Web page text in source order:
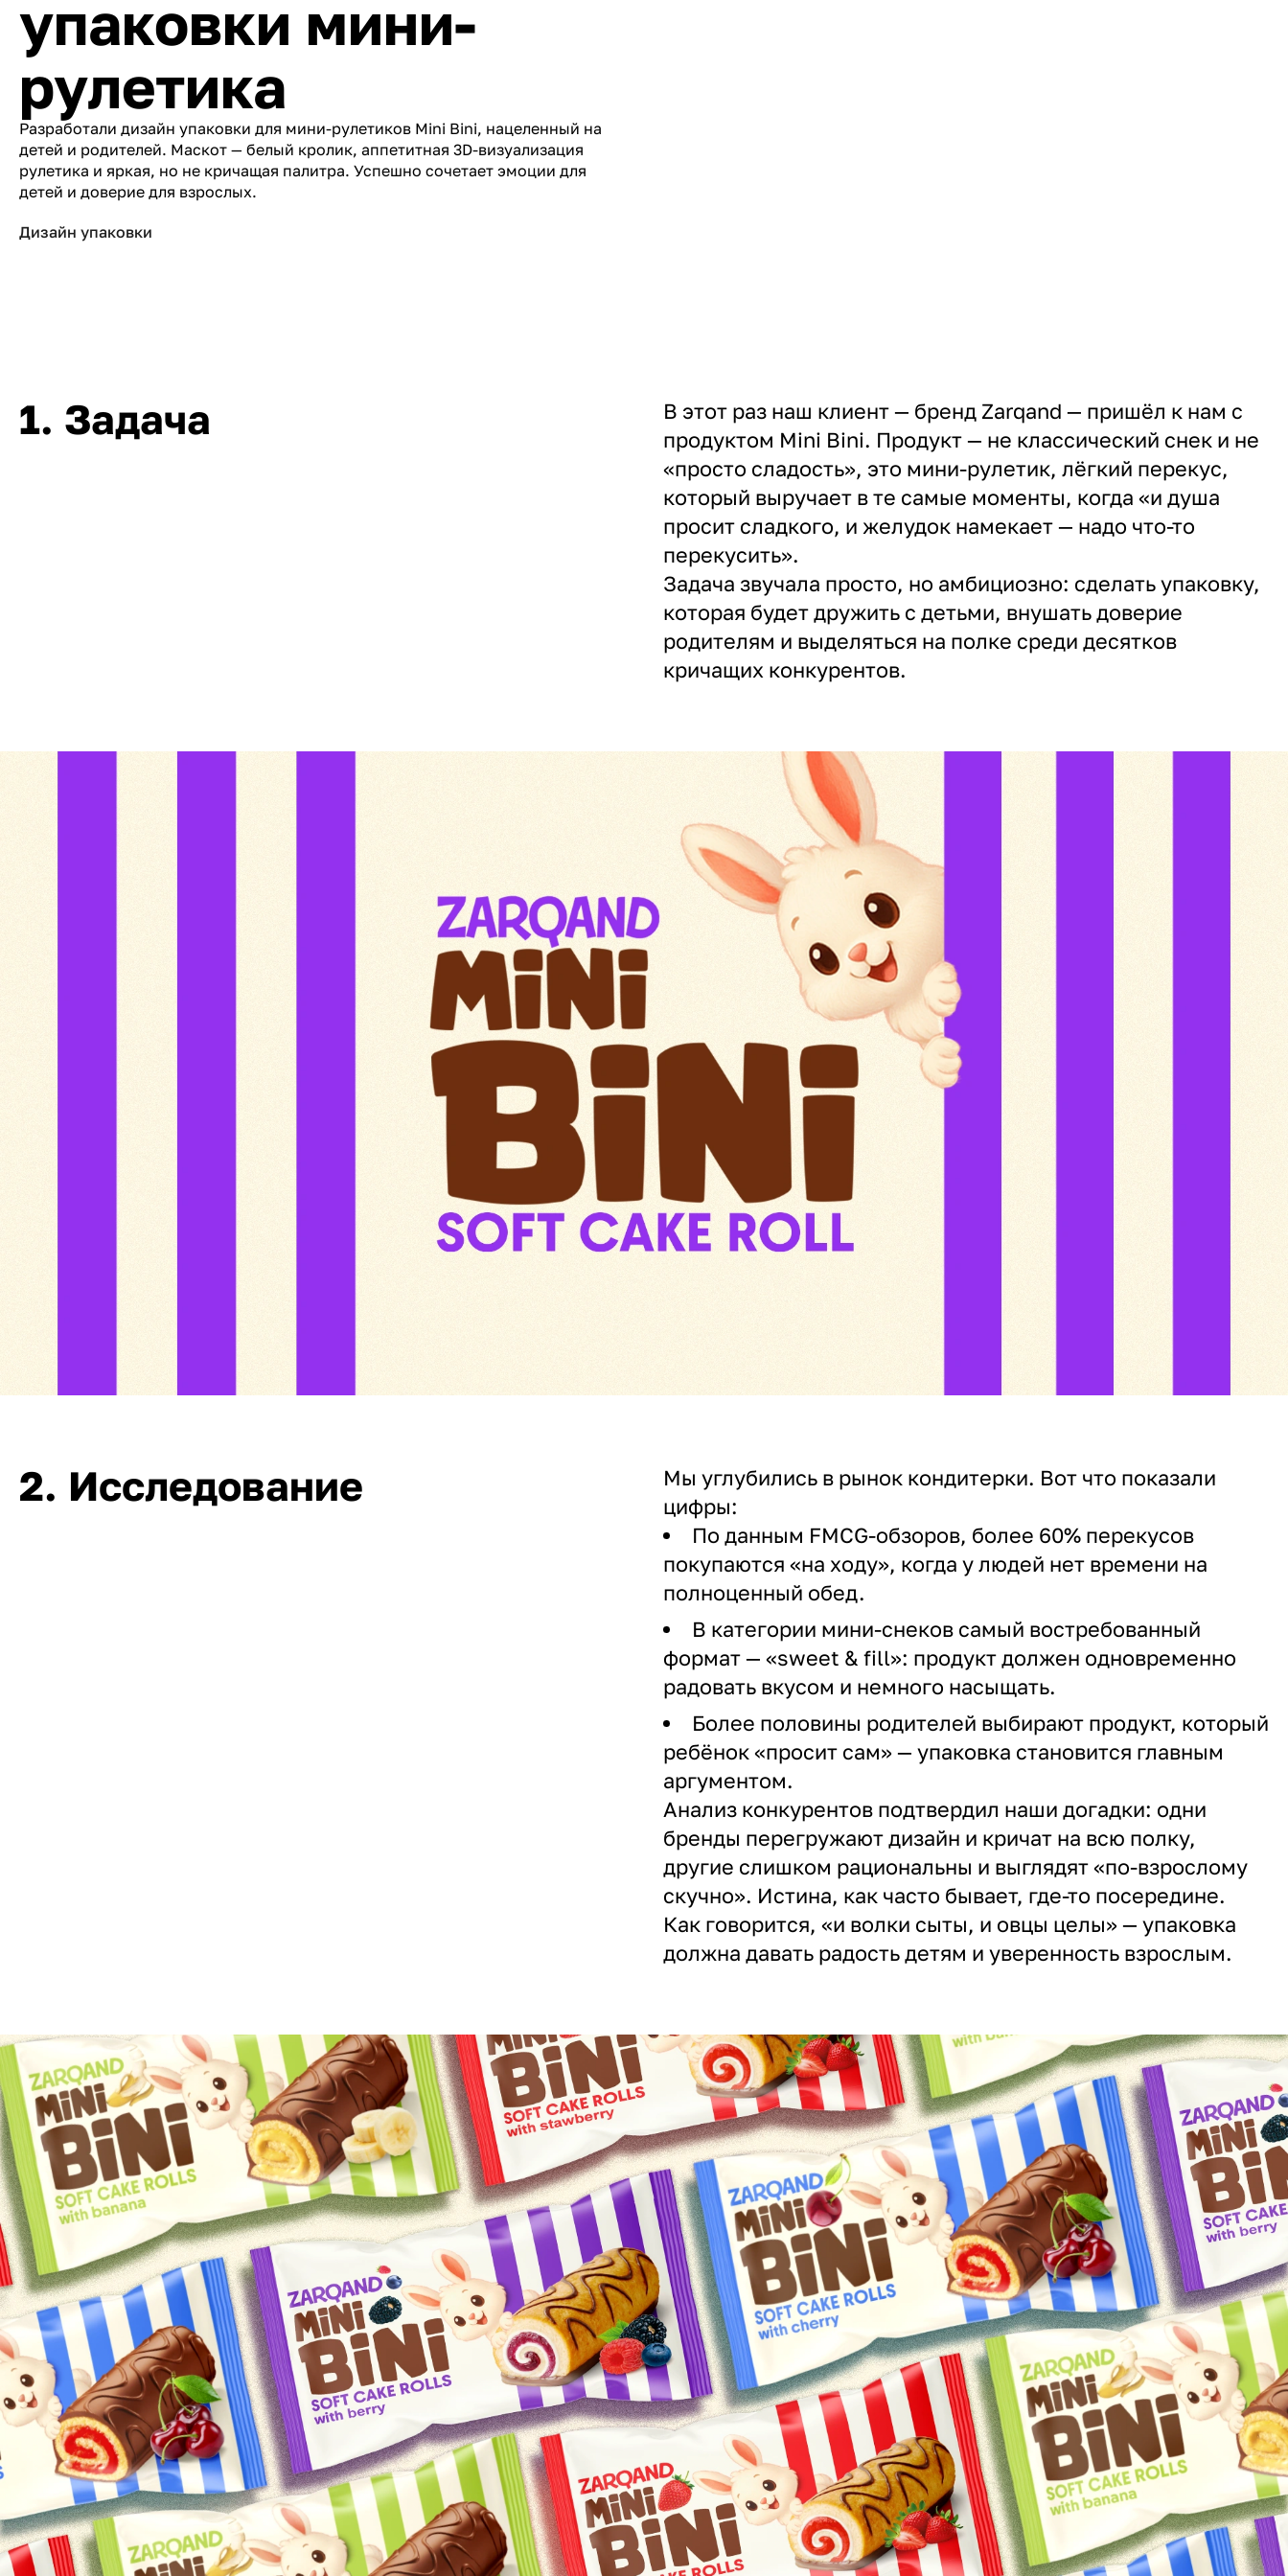
упаковки мини-
рулетика
Разработали дизайн упаковки для мини-рулетиков Mini Bini, нацеленный на
детей и родителей. Маскот — белый кролик, аппетитная 3D-визуализация
рулетика и яркая, но не кричащая палитра. Успешно сочетает эмоции для
детей и доверие для взрослых.
Дизайн упаковки
1. Задача
В этот раз наш клиент — бренд Zarqand — пришёл к нам с
продуктом Mini Bini. Продукт — не классический снек и не
«просто сладость», это мини-рулетик, лёгкий перекус,
который выручает в те самые моменты, когда «и душа
просит сладкого, и желудок намекает — надо что-то
перекусить».
Задача звучала просто, но амбициозно: сделать упаковку,
которая будет дружить с детьми, внушать доверие
родителям и выделяться на полке среди десятков
кричащих конкурентов.
2. Исследование
Мы углубились в рынок кондитерки. Вот что показали
цифры:
По данным FMCG-обзоров, более 60% перекусов
покупаются «на ходу», когда у людей нет времени на
полноценный обед.
В категории мини-снеков самый востребованный
формат — «sweet & fill»: продукт должен одновременно
радовать вкусом и немного насыщать.
Более половины родителей выбирают продукт, который
ребёнок «просит сам» — упаковка становится главным
аргументом.
Анализ конкурентов подтвердил наши догадки: одни
бренды перегружают дизайн и кричат на всю полку,
другие слишком рациональны и выглядят «по-взрослому
скучно». Истина, как часто бывает, где-то посередине.
Как говорится, «и волки сыты, и овцы целы» — упаковка
должна давать радость детям и уверенность взрослым.